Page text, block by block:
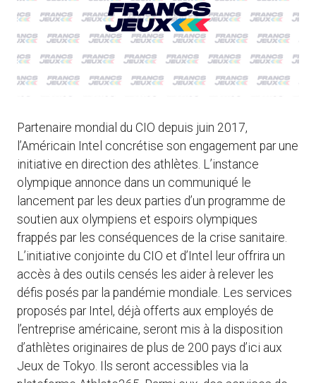
Partenaire mondial du CIO depuis juin 2017,
l’Américain Intel concrétise son engagement par une
initiative en direction des athlètes. L’instance
olympique annonce dans un communiqué le
lancement par les deux parties d’un programme de
soutien aux olympiens et espoirs olympiques
frappés par les conséquences de la crise sanitaire.
L’initiative conjointe du CIO et d’Intel leur offrira un
accès à des outils censés les aider à relever les
défis posés par la pandémie mondiale. Les services
proposés par Intel, déjà offerts aux employés de
l’entreprise américaine, seront mis à la disposition
d’athlètes originaires de plus de 200 pays d’ici aux
Jeux de Tokyo. Ils seront accessibles via la